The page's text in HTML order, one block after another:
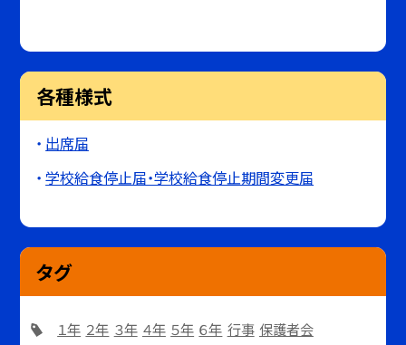
各種様式
出席届
学校給食停止届・学校給食停止期間変更届
タグ
１年 ２年 ３年 ４年 ５年 ６年 行事 保護者会